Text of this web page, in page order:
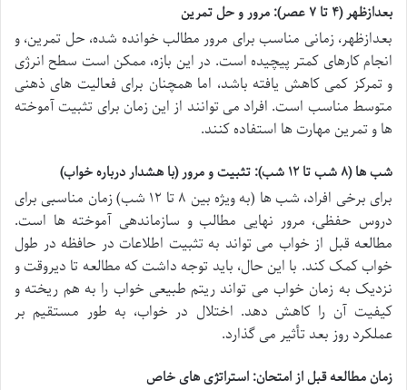
بعدازظهر (۴ تا ۷ عصر): مرور و حل تمرین
بعدازظهر، زمانی مناسب برای مرور مطالب خوانده شده، حل تمرین، و
انجام کارهای کمتر پیچیده است. در این بازه، ممکن است سطح انرژی
و تمرکز کمی کاهش یافته باشد، اما همچنان برای فعالیت های ذهنی
متوسط مناسب است. افراد می توانند از این زمان برای تثبیت آموخته
ها و تمرین مهارت ها استفاده کنند.
شب ها (۸ شب تا ۱۲ شب): تثبیت و مرور (با هشدار درباره خواب)
برای برخی افراد، شب ها (به ویژه بین ۸ تا ۱۲ شب) زمان مناسبی برای
دروس حفظی، مرور نهایی مطالب و سازماندهی آموخته ها است.
مطالعه قبل از خواب می تواند به تثبیت اطلاعات در حافظه در طول
خواب کمک کند. با این حال، باید توجه داشت که مطالعه تا دیروقت و
نزدیک به زمان خواب می تواند ریتم طبیعی خواب را به هم ریخته و
کیفیت آن را کاهش دهد. اختلال در خواب، به طور مستقیم بر
عملکرد روز بعد تأثیر می گذارد.
زمان مطالعه قبل از امتحان: استراتژی های خاص